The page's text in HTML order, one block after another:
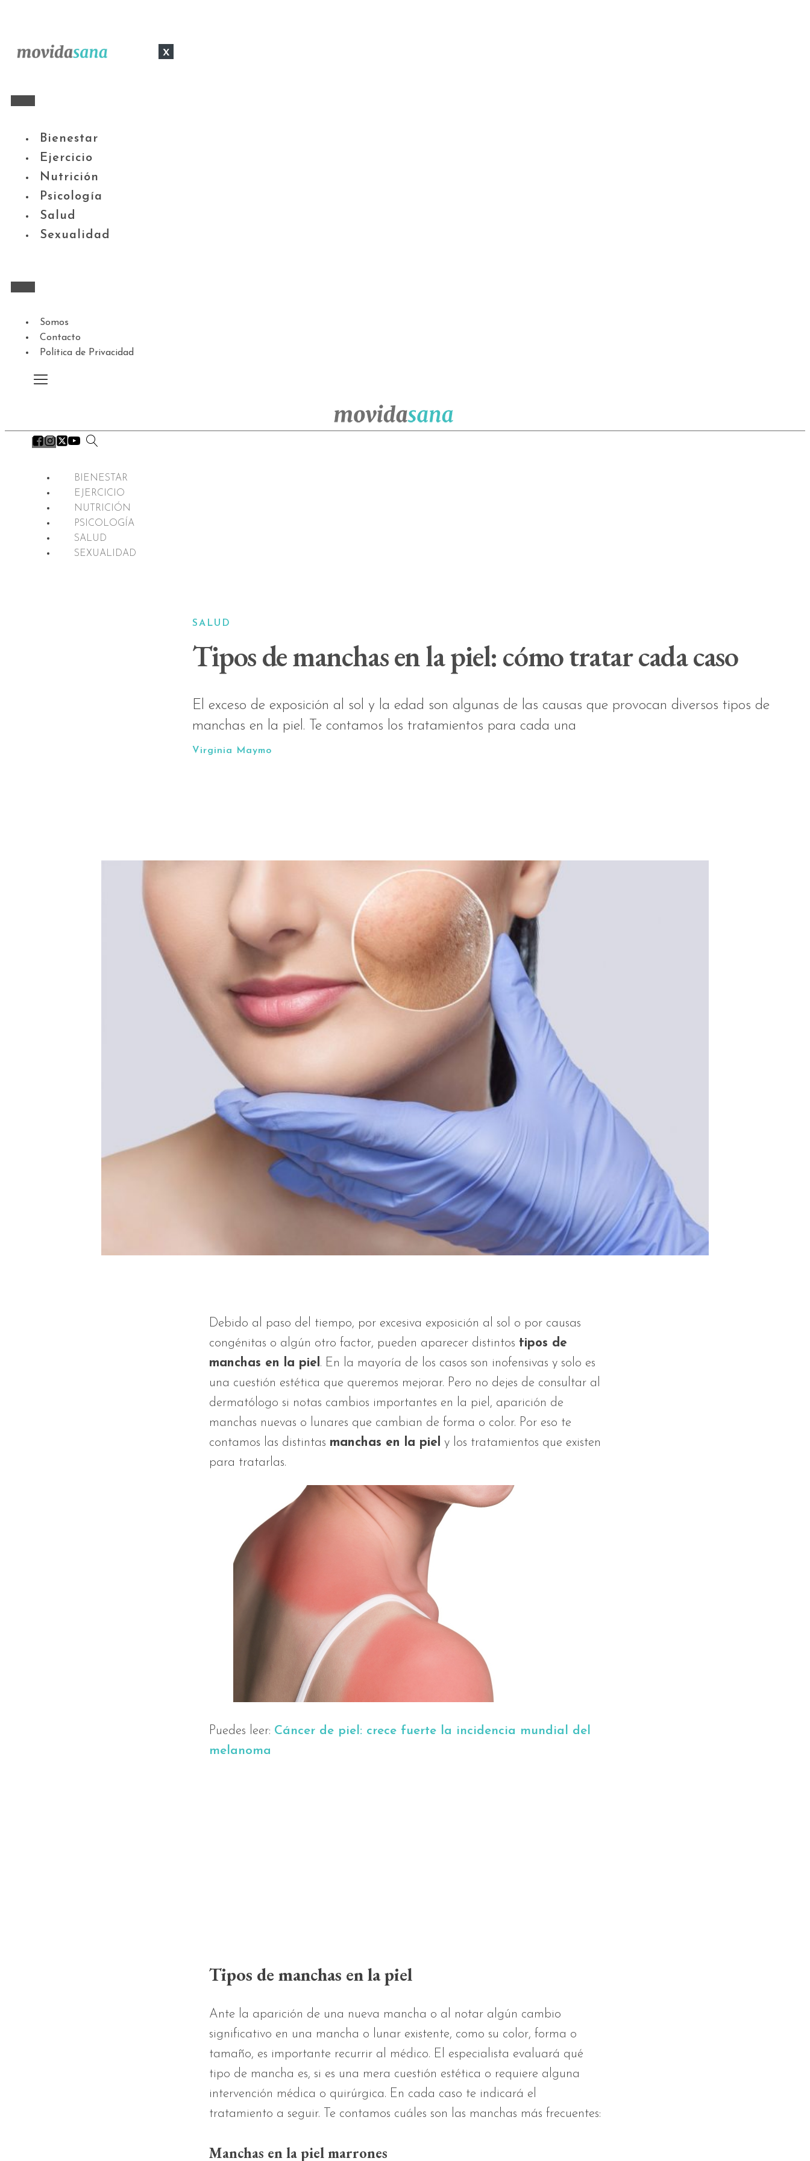
x
Bienestar
Ejercicio
Nutrición
Psicología
Salud
Sexualidad
Somos
Contacto
Política de Privacidad
BIENESTAR
EJERCICIO
NUTRICIÓN
PSICOLOGÍA
SALUD
SEXUALIDAD
SALUD
Tipos de manchas en la piel: cómo tratar cada caso
El exceso de exposición al sol y la edad son algunas de las causas que provocan diversos tipos de
manchas en la piel. Te contamos los tratamientos para cada una
Virginia Maymo
Debido al paso del tiempo, por excesiva exposición al sol o por causas
congénitas o algún otro factor, pueden aparecer distintos tipos de
manchas en la piel . En la mayoría de los casos son inofensivas y solo es
una cuestión estética que queremos mejorar. Pero no dejes de consultar al
dermatólogo si notas cambios importantes en la piel, aparición de
manchas nuevas o lunares que cambian de forma o color. Por eso te
contamos las distintas manchas en la piel y los tratamientos que existen
para tratarlas.
Puedes leer: Cáncer de piel: crece fuerte la incidencia mundial del
melanoma
Tipos de manchas en la piel
Ante la aparición de una nueva mancha o al notar algún cambio
significativo en una mancha o lunar existente, como su color, forma o
tamaño, es importante recurrir al médico. El especialista evaluará qué
tipo de mancha es, si es una mera cuestión estética o requiere alguna
intervención médica o quirúrgica. En cada caso te indicará el
tratamiento a seguir. Te contamos cuáles son las manchas más frecuentes:
Manchas en la piel marrones